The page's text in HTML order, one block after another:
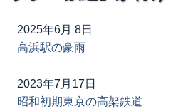
2025年6月 8日
高浜駅の豪雨
2023年7月17日
昭和初期東京の高架鉄道